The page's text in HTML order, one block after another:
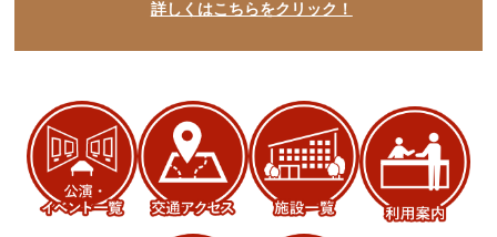
詳しくはこちらをクリック！